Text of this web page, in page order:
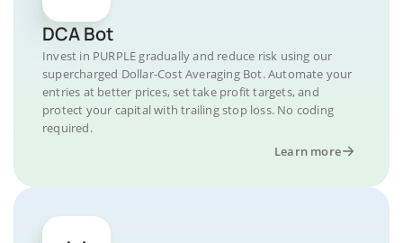
DCA Bot
Invest in PURPLE gradually and reduce risk using our
supercharged Dollar-Cost Averaging Bot. Automate your
entries at better prices, set take profit targets, and
protect your capital with trailing stop loss. No coding
required.
Learn more